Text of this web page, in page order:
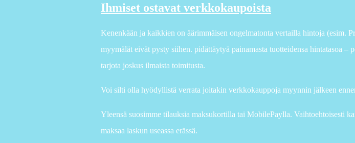
Ihmiset ostavat verkkokaupoista
Kenenkään ja kaikkien on äärimmäisen ongelmatonta vertailla hintoja (esim.
myymälät eivät pysty siihen. pidättäytyä painamasta tuotteidensa hintatasoa
tarjota joskus ilmaista toimitusta.
Voi silti olla hyödyllistä verrata joitakin verkkokauppoja myynnin jälkeen
Yleensä suosimme tilauksia maksukortilla tai MobilePaylla. Vaihtoehtoisesti
maksaa laskun useassa erässä.